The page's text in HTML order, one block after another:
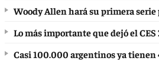
Woody Allen hará su primera serie
Lo más importante que dejó el CES
Casi 100.000 argentinos ya tienen